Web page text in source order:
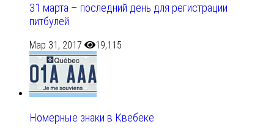
31 марта – последний день для регистрации
питбулей
Мар 31, 2017 19,115
Номерные знаки в Квебеке